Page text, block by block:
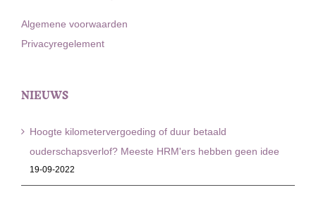
Algemene voorwaarden
Privacyregelement
NIEUWS
Hoogte kilometervergoeding of duur betaald
ouderschapsverlof? Meeste HRM'ers hebben geen idee
19-09-2022